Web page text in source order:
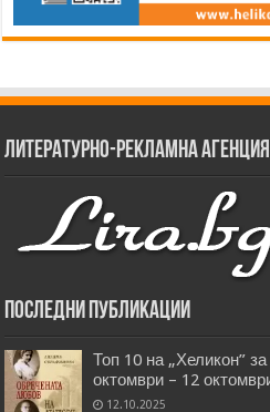
Литературно-рекламна агенция
Последни публикации
Топ 10 на „Хеликон”
октомври – 12
12.10.2025